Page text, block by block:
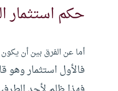
حكم استثمار
أما عن الفرق بين أن
فالأول استثمار وهو